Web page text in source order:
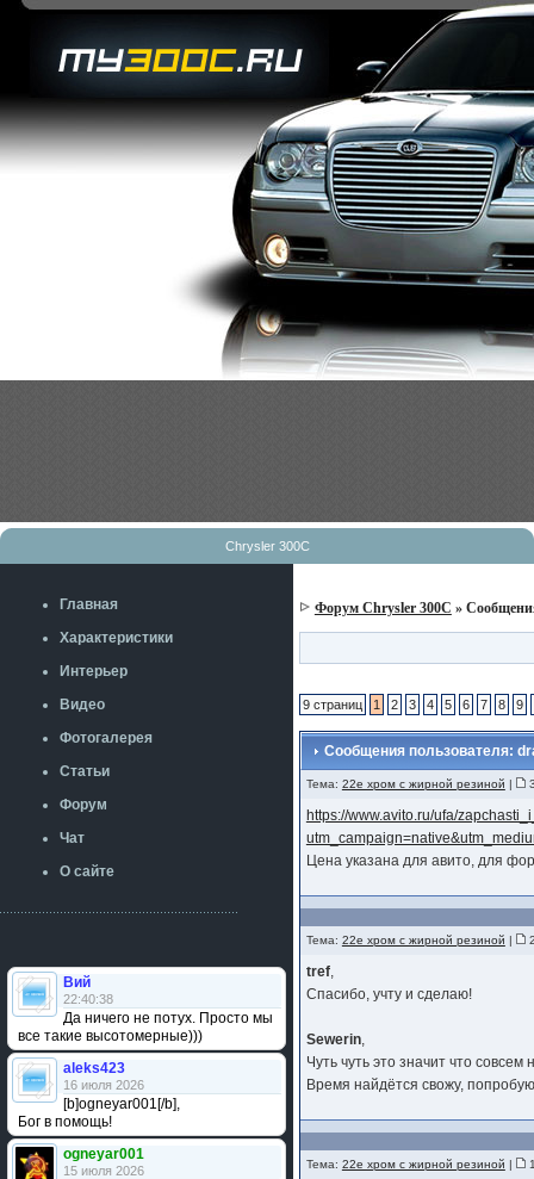
Chrysler 300C
Главная
Характеристики
Интерьер
Видео
Фотогалерея
Статьи
Форум
Чат
О сайте
Вий
22:40:38
Да ничего не потух. Просто мы
все такие высотомерные)))
aleks423
16 июля 2026
[b]ogneyar001[/b],
Бог в помощь!
ogneyar001
15 июля 2026
Форум Chrysler 300C »
9 страниц 1 2 3 4 5 6 7 8 9
Сообщения пользователя:
Тема: 22е хром с жирной резиной |
https://www.avito.ru/ufa/
Цена указана для авито, для
Тема: 22е хром с жирной резиной |
tref,
Спасибо, учту и сделаю!
Sewerin,
Чуть чуть это значит что
Время найдётся свожу,
Тема: 22е хром с жирной резиной |